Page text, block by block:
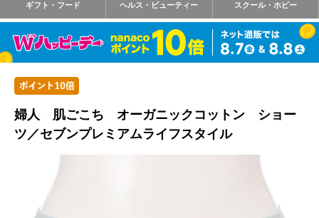
ギフト・フード ヘルス・ビューティー スクール・ホビー
婦人 肌ごこち オーガニックコットン ショー
ツ／セブンプレミアムライフスタイル